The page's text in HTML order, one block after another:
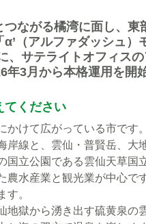
ながる橘湾に面し、
（アルファダッシュ
サテライトオフィス
3月から本格運用を開
てください
かけて広がっている市で
岸線と、雲仙・普賢岳、
立公園である雲仙天草国
農水産業と観光業が中心
す。
地獄から湧き出す硫黄泉